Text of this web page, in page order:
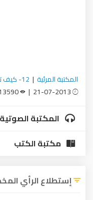
المكتبة المرئية | 12- كيف تقول لا بنجاح
المكتبة الصوتية
مكتبة الكتب
إستطلاع الرأي